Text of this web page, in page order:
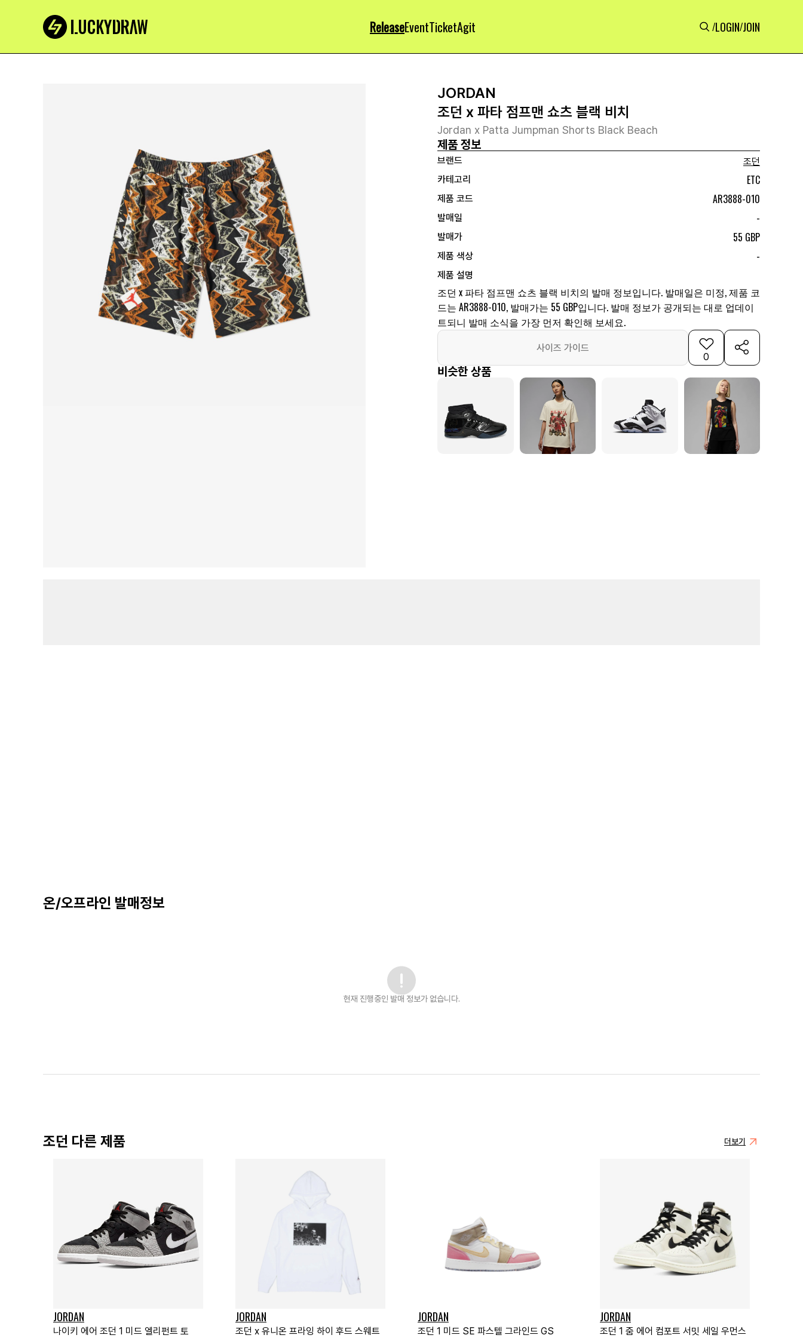
ReleaseEventTicketAgit /LOGIN/JOIN
JORDAN
조던 x 파타 점프맨 쇼츠 블랙 비치
Jordan x Patta Jumpman Shorts Black Beach
제품 정보
브랜드
조던
카테고리
ETC
제품 코드 AR3888-010
발매일 -
발매가 55 GBP
제품 색상 -
제품 설명
조던 x 파타 점프맨 쇼츠 블랙 비치의 발매 정보입니다. 발매일은 미정, 제품 코
드는 AR3888-010, 발매가는 55 GBP입니다. 발매 정보가 공개되는 대로 업데이
트되니 발매 소식을 가장 먼저 확인해 보세요.
사이즈 가이드
0
비슷한 상품
온/오프라인 발매정보
현재 진행중인 발매 정보가 없습니다.
조던 다른 제품 더보기
JORDAN
나이키 에어 조던 1 미드 엘리펀트 토
JORDAN
조던 x 유니온 프라잉 하이 후드 스웨트
JORDAN
조던 1 미드 SE 파스텔 그라인드 GS
JORDAN
조던 1 줌 에어 컴포트 서밋 세일 우먼스